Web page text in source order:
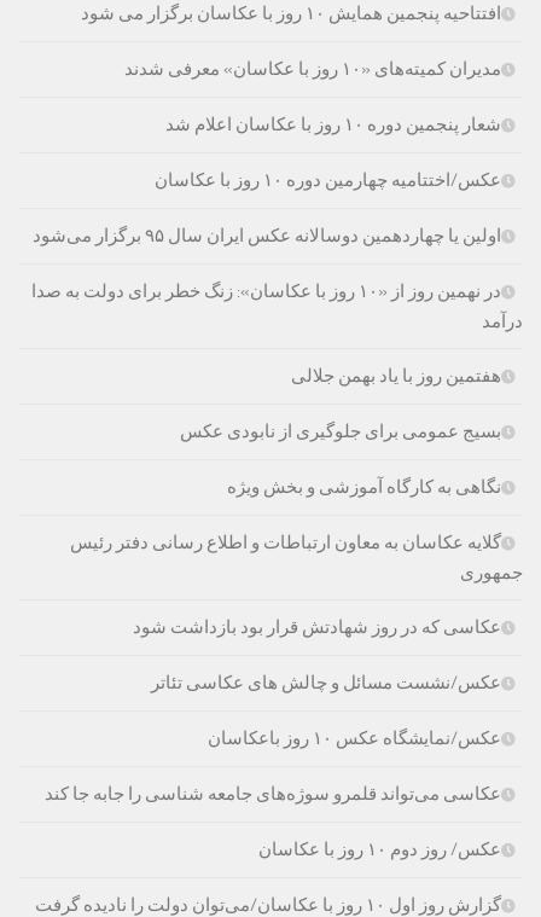
افتتاحیه پنجمین همایش ۱۰ روز با عکاسان برگزار می شود
مدیران کمیته‌های «۱۰ روز با عکاسان» معرفی شدند
شعار پنجمين دوره ۱۰ روز با عكاسان اعلام شد
عکس/اختتامیه چهارمین دوره ۱۰ روز با عکاسان
اولین یا چهاردهمین دوسالانه عکس ایران سال ۹۵ برگزار می‌شود
در نهمین روز از «۱۰ روز با عکاسان»: زنگ خطر برای دولت به صدا
درآمد
هفتمین روز با یاد بهمن جلالی
بسیج عمومی برای جلوگیری از نابودی عکس‌
نگاهی به کارگاه آموزشی و بخش ویژه
گلایه عکاسان به معاون ارتباطات و اطلاع رسانی دفتر رئیس
جمهوری
عکاسی که در روز شهادتش قرار بود بازداشت شود
عکس/نشست مسائل و چالش های عکاسی تئاتر
عکس/نمایشگاه عکس ۱۰ روز باعکاسان
عکاسی می‌تواند قلمرو سوژه‌های جامعه شناسی را جابه جا کند
عکس/ روز دوم ۱۰ روز با عکاسان
گزارش روز اول ۱۰ روز با عکاسان/می‌توان دولت را نادیده گرفت